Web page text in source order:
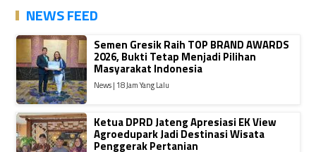
NEWS FEED
Semen Gresik Raih TOP BRAND AWARDS
2026, Bukti Tetap Menjadi Pilihan
Masyarakat Indonesia
News | 18 Jam Yang Lalu
Ketua DPRD Jateng Apresiasi EK View
Agroedupark Jadi Destinasi Wisata
Penggerak Pertanian